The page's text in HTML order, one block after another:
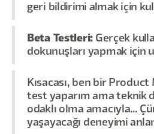
geri bildirimi almak için
Beta Testleri: Gerçek
dokunuşları yapmak için
Kısacası, ben bir
test yaparım ama teknik
odaklı olma amacıyla...
yaşayacağı deneyimi